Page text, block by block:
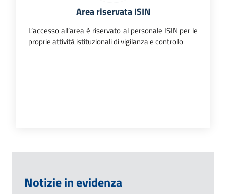
Area riservata ISIN
L’accesso all’area è riservato al personale ISIN per le
proprie attività istituzionali di vigilanza e controllo
Notizie in evidenza